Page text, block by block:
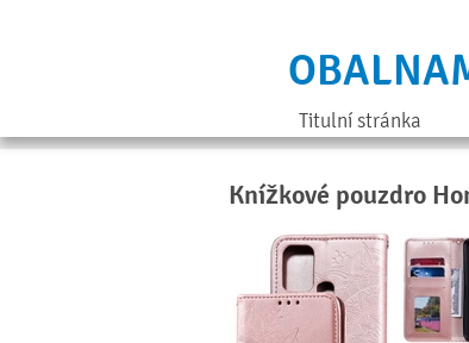
Titulní stránka
Knížkové pouzdro